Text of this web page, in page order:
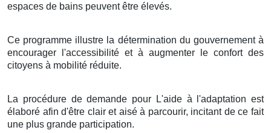
espaces de bains peuvent être élevés.
Ce programme illustre la détermination du gouvernement à
encourager l'accessibilité et à augmenter le confort des
citoyens à mobilité réduite.
La procédure de demande pour L'aide à l'adaptation est
élaboré afin d'être clair et aisé à parcourir, incitant de ce fait
une plus grande participation.